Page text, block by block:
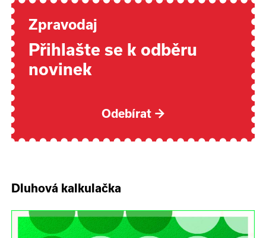
Zpravodaj
Přihlašte se k odběru
novinek
Odebírat →
Dluhová kalkulačka